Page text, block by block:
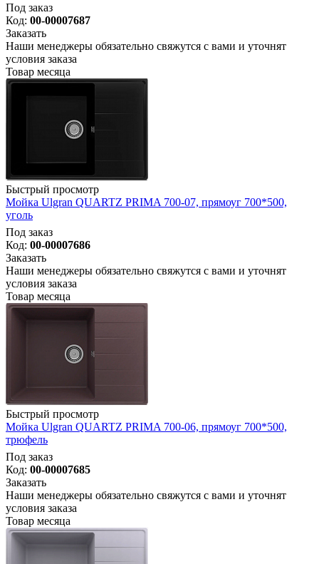
Под заказ
Код: 00-00007687
Заказать
Наши менеджеры обязательно свяжутся с вами и уточнят
условия заказа
Товар месяца
Быстрый просмотр
Мойка Ulgran QUARTZ PRIMA 700-07, прямоуг 700*500,
уголь
Под заказ
Код: 00-00007686
Заказать
Наши менеджеры обязательно свяжутся с вами и уточнят
условия заказа
Товар месяца
Быстрый просмотр
Мойка Ulgran QUARTZ PRIMA 700-06, прямоуг 700*500,
трюфель
Под заказ
Код: 00-00007685
Заказать
Наши менеджеры обязательно свяжутся с вами и уточнят
условия заказа
Товар месяца